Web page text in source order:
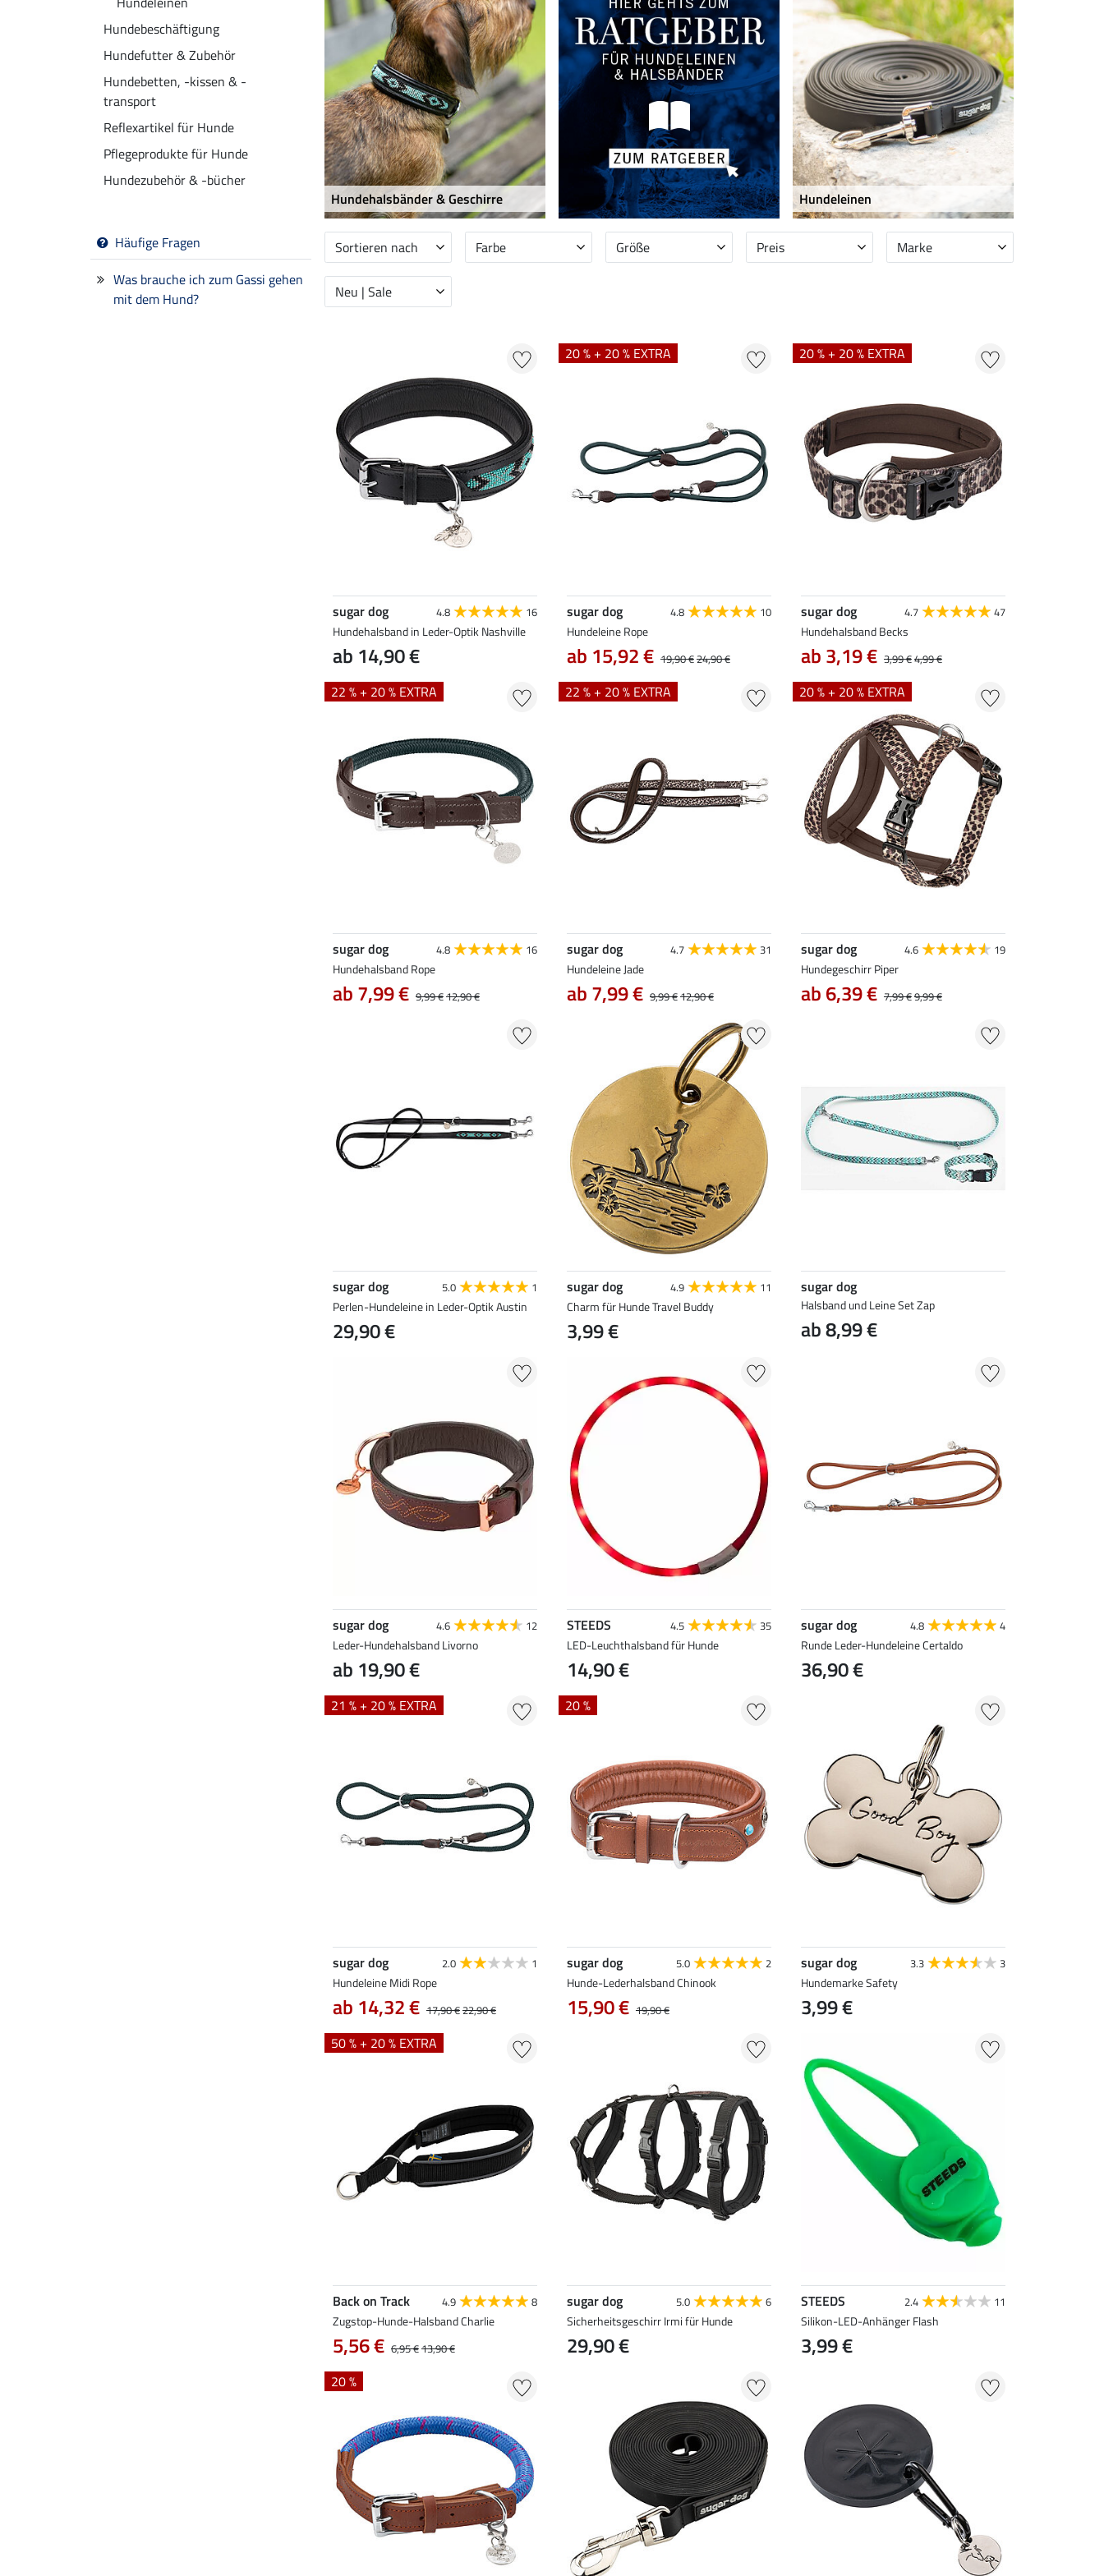
Hundebeschäftigung
Hundefutter & Zubehör
Hundebetten, -kissen & -
transport
Reflexartikel für Hunde
Pflegeprodukte für Hunde
Hundezubehör & -bücher
Häufige Fragen
Was brauche ich zum Gassi gehen
mit dem Hund?
Hundehalsbänder & Geschirre Hundeleinen
Sortieren nach Farbe Größe Preis Marke
Neu | Sale
sugar dog 4.8 16
Hundehalsband in Leder-Optik Nashville
ab 14,90 €
20 % + 20 % EXTRA
sugar dog 4.8 10
Hundeleine Rope
ab 15,92 € 19,90 €24,90 €
20 % + 20 % EXTRA
sugar dog 4.7 47
Hundehalsband Becks
ab 3,19 € 3,99 €4,99 €
22 % + 20 % EXTRA
sugar dog 4.8 16
Hundehalsband Rope
ab 7,99 € 9,99 €12,90 €
22 % + 20 % EXTRA
sugar dog 4.7 31
Hundeleine Jade
ab 7,99 € 9,99 €12,90 €
20 % + 20 % EXTRA
sugar dog 4.6 19
Hundegeschirr Piper
ab 6,39 € 7,99 €9,99 €
sugar dog 5.0 1
Perlen-Hundeleine in Leder-Optik Austin
29,90 €
sugar dog 4.9 11
Charm für Hunde Travel Buddy
3,99 €
sugar dog
Halsband und Leine Set Zap
ab 8,99 €
sugar dog 4.6 12
Leder-Hundehalsband Livorno
ab 19,90 €
STEEDS 4.5 35
LED-Leuchthalsband für Hunde
14,90 €
sugar dog 4.8 4
Runde Leder-Hundeleine Certaldo
36,90 €
21 % + 20 % EXTRA
sugar dog 2.0 1
Hundeleine Midi Rope
ab 14,32 € 17,90 €22,90 €
20 %
sugar dog 5.0 2
Hunde-Lederhalsband Chinook
15,90 € 19,90 €
sugar dog 3.3 3
Hundemarke Safety
3,99 €
50 % + 20 % EXTRA
Back on Track 4.9 8
Zugstop-Hunde-Halsband Charlie
5,56 € 6,95 €13,90 €
sugar dog 5.0 6
Sicherheitsgeschirr Irmi für Hunde
29,90 €
STEEDS 2.4 11
Silikon-LED-Anhänger Flash
3,99 €
20 %